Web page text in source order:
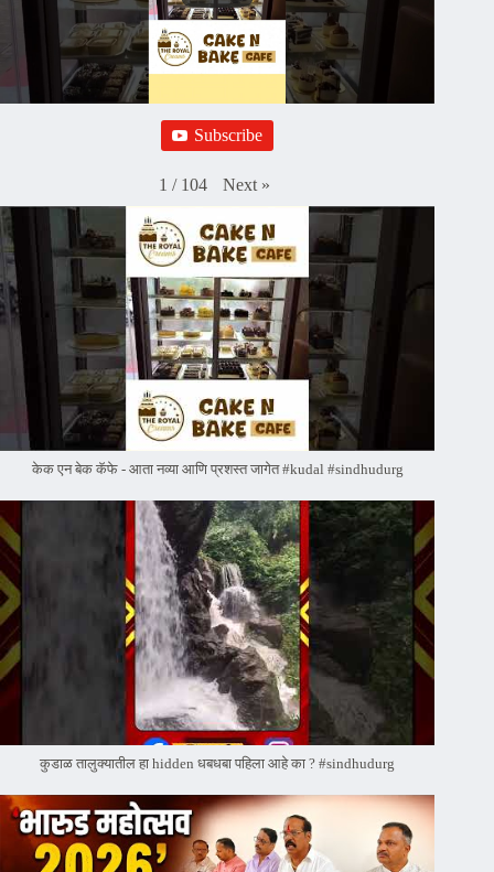
Subscribe
1 / 104 Next »
केक एन बेक कॅफे - आता नव्या आणि प्रशस्त जागेत #kudal #sindhudurg
कुडाळ तालुक्यातील हा hidden धबधबा पहिला आहे का ? #sindhudurg